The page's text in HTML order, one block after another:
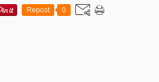
Repost 0